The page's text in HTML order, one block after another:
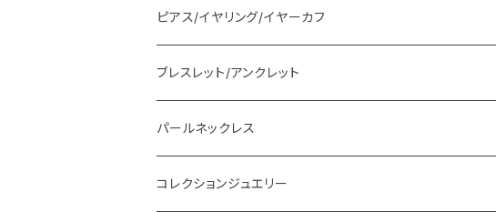
ピアス/イヤリング/イヤーカフ
ブレスレット/アンクレット
パールネックレス
コレクションジュエリー